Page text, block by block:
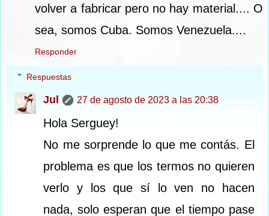
volver a fabricar pero no hay material.... O
sea, somos Cuba. Somos Venezuela....
Responder
Respuestas
Jul 27 de agosto de 2023 a las 20:38
Hola Serguey!
No me sorprende lo que me contás. El
problema es que los termos no quieren
verlo y los que sí lo ven no hacen
nada, solo esperan que el tiempo pase